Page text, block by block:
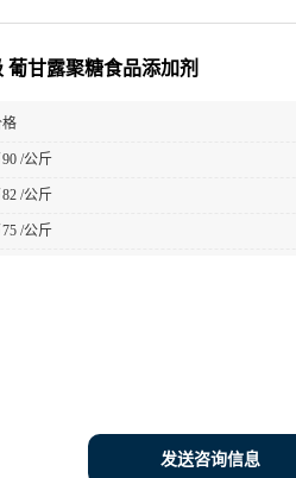
甘露聚糖食品添加剂
90 /公斤
82 /公斤
75 /公斤
发送咨询信息